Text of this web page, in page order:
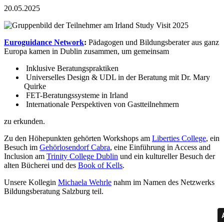
20.05.2025
Euroguidance Network: Pädagogen und Bildungsberater aus ganz
Europa kamen in Dublin zusammen, um gemeinsam
Inklusive Beratungspraktiken
Universelles Design & UDL in der Beratung mit Dr. Mary
Quirke
FET-Beratungssysteme in Irland
Internationale Perspektiven von Gastteilnehmern
zu erkunden.
Zu den Höhepunkten gehörten Workshops am Liberties College, ein
Besuch im Gehörlosendorf Cabra, eine Einführung in Access and
Inclusion am Trinity College Dublin und ein kultureller Besuch der
alten Bücherei und des Book of Kells.
Unsere Kollegin Michaela Wehrle nahm im Namen des Netzwerks
Bildungsberatung Salzburg teil.